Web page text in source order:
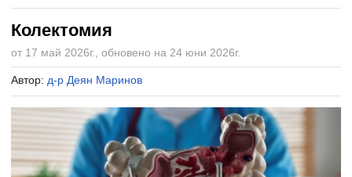
Колектомия
от 17 май 2026г., обновено на 24 юни 2026г.
Автор: д-р Деян Маринов